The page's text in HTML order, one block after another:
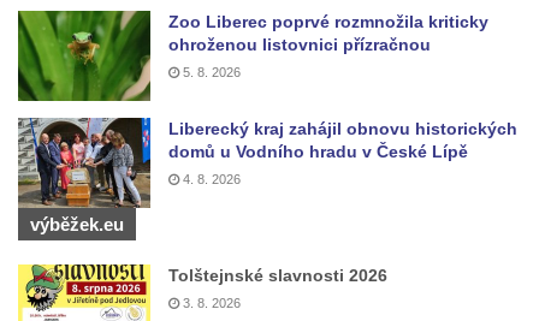
čp. 43 v Lužci nad Vltavou
Pomník obětem 2. světové války v ulici 1.
máje v Lužci nad Vltavou
Pomník obětem válek v ulici 1. máje v Lužci
nad Vltavou
Hrob Vladislava Neumana v Hostíně u
Vojkovic
Pomník obětem válek před hřbitovem v
Hostíně u Vojkovic
Zoo Liberec poprvé rozmnožila kriticky
ohroženou listovnici přízračnou
5. 8. 2026
Liberecký kraj zahájil obnovu historických
domů u Vodního hradu v České Lípě
4. 8. 2026
výběžek.eu
Tolštejnské slavnosti 2026
3. 8. 2026